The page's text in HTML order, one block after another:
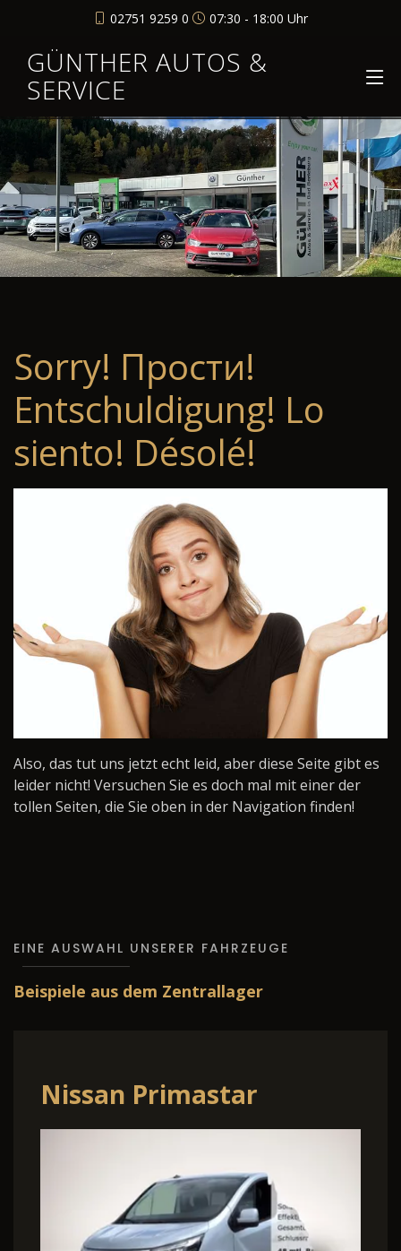
02751 9259 0 07:30 - 18:00 Uhr
GÜNTHER AUTOS &
SERVICE
Sorry! Прости!
Entschuldigung! Lo
siento! Désolé!
Also, das tut uns jetzt echt leid, aber diese Seite gibt es
leider nicht! Versuchen Sie es doch mal mit einer der
tollen Seiten, die Sie oben in der Navigation finden!
EINE AUSWAHL UNSERER FAHRZEUGE
Beispiele aus dem Zentrallager
Nissan Primastar